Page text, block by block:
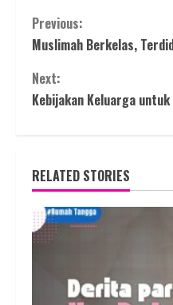
Continue
Reading
Previous:
Muslimah Berkelas,
Next:
Kebijakan Keluarga
RELATED STORIES